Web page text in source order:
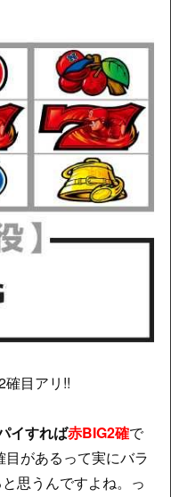
確目アリ!!
イすれば赤BIG2確で
があるって実にバラ
思うんですよね。っ